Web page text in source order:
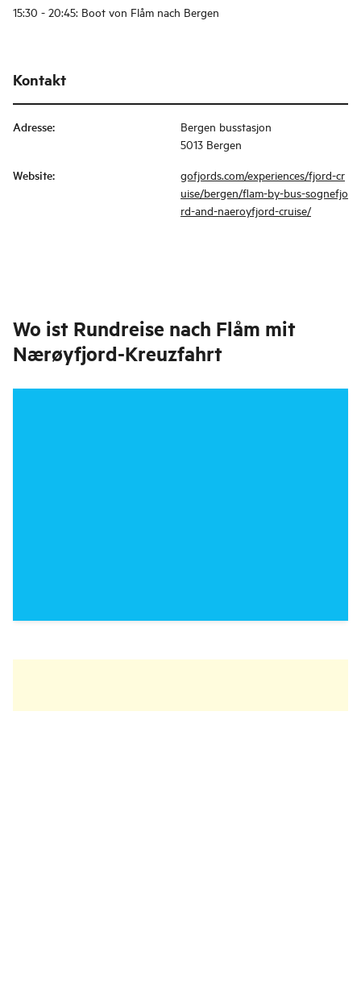
15:30 - 20:45: Boot von Flåm nach Bergen
Kontakt
Adresse:
Bergen busstasjon
5013 Bergen
Website:
gofjords.com/experiences/fjord-cr
uise/bergen/flam-by-bus-sognefjo
rd-and-naeroyfjord-cruise/
Wo ist Rundreise nach Flåm mit
Nærøyfjord-Kreuzfahrt